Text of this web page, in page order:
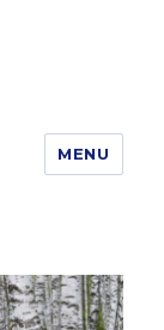
MENU